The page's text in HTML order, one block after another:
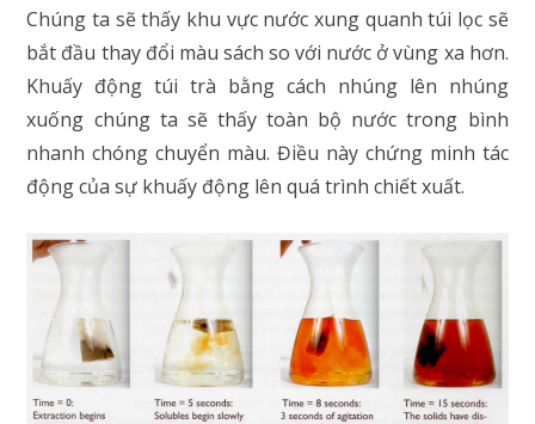
Chúng ta sẽ thấy khu vực nước xung quanh túi lọc sẽ
bắt đầu thay đổi màu sách so với nước ở vùng xa hơn.
Khuấy động túi trà bằng cách nhúng lên nhúng
xuống chúng ta sẽ thấy toàn bộ nước trong bình
nhanh chóng chuyển màu. Điều này chứng minh tác
động của sự khuấy động lên quá trình chiết xuất.